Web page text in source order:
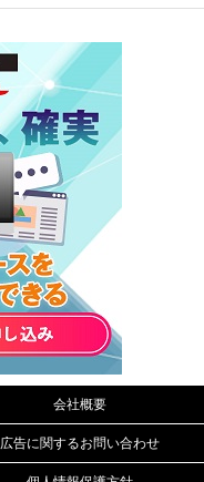
会社概要
広告に関するお問い合わせ